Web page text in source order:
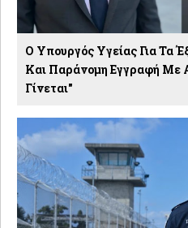
Ο Υπουργός Υγείας Για Τα
Και Παράνομη Εγγραφή Με
Γίνεται"